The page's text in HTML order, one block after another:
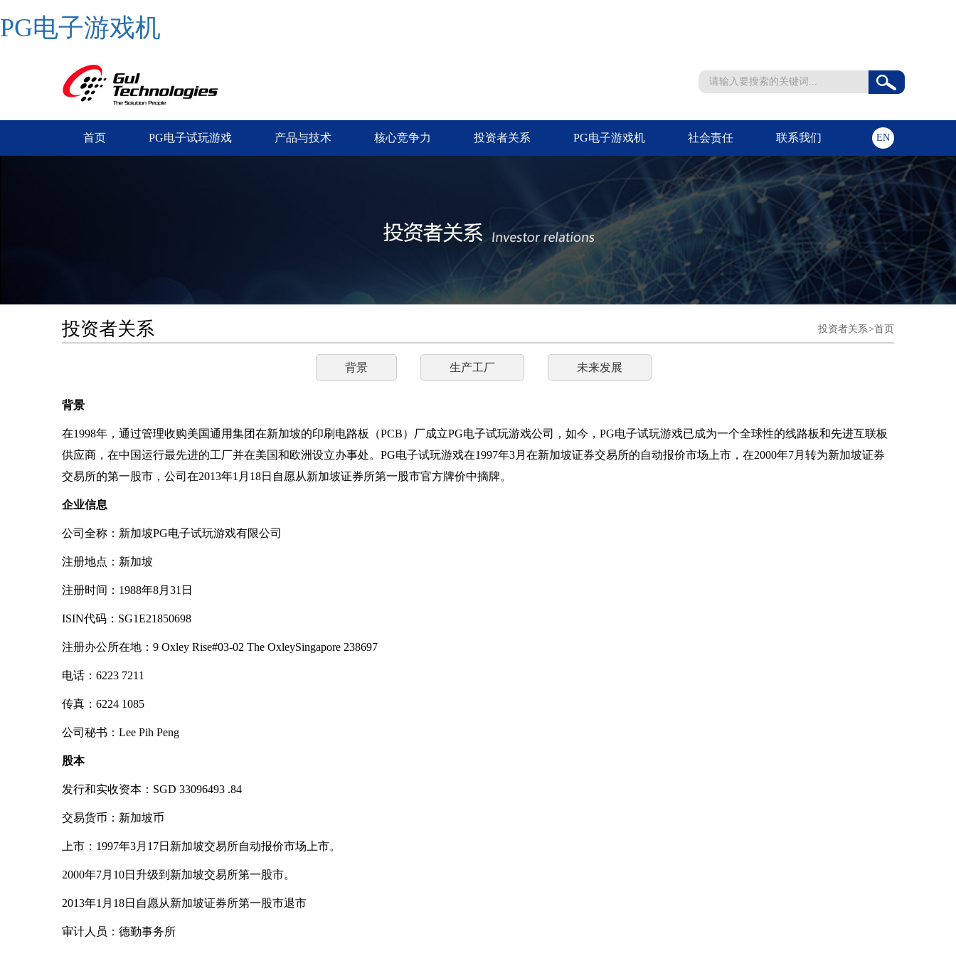
PG电子游戏机
首页 PG电子试玩游戏 产品与技术 核心竞争力 投资者关系 PG电子游戏机 社会责任 联系我们 EN
投资者关系 首页
>
投资者关系
背景 生产工厂 未来发展
背景
在1998年，通过管理收购美国通用集团在新加坡的印刷电路板（PCB）厂成立PG电子试玩游戏公司，如今，PG电子试玩游戏已成为一个全球性的线路板和先进互联板
供应商，在中国运行最先进的工厂并在美国和欧洲设立办事处。PG电子试玩游戏在1997年3月在新加坡证券交易所的自动报价市场上市，在2000年7月转为新加坡证券
交易所的第一股市，公司在2013年1月18日自愿从新加坡证券所第一股市官方牌价中摘牌。
企业信息
公司全称：新加坡PG电子试玩游戏有限公司
注册地点：新加坡
注册时间：1988年8月31日
ISIN代码：SG1E21850698
注册办公所在地：9 Oxley Rise#03-02 The OxleySingapore 238697
电话：6223 7211
传真：6224 1085
公司秘书：Lee Pih Peng
股本
发行和实收资本：SGD 33096493 .84
交易货币：新加坡币
上市：1997年3月17日新加坡交易所自动报价市场上市。
2000年7月10日升级到新加坡交易所第一股市。
2013年1月18日自愿从新加坡证券所第一股市退市
审计人员：德勤事务所